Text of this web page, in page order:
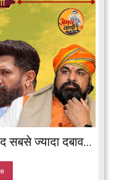
सबसे ज्यादा दबाव...